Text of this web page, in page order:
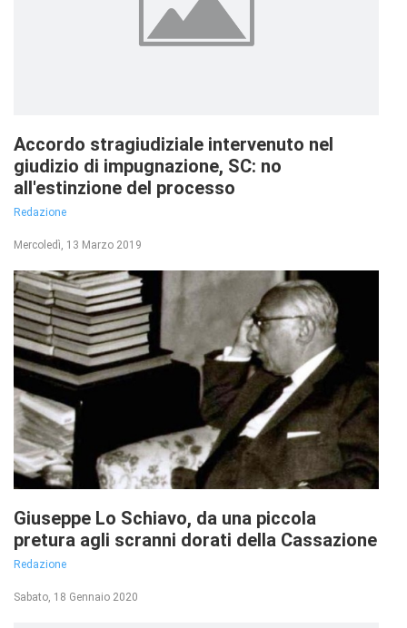
Accordo stragiudiziale intervenuto nel
giudizio di impugnazione, SC: no
all'estinzione del processo
Redazione
Mercoledì, 13 Marzo 2019
Giuseppe Lo Schiavo, da una piccola
pretura agli scranni dorati della Cassazione
Redazione
Sabato, 18 Gennaio 2020